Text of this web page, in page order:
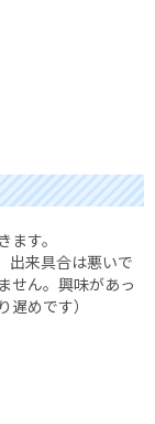
す。
出来具合は悪いで
せん。興味があっ
めです）